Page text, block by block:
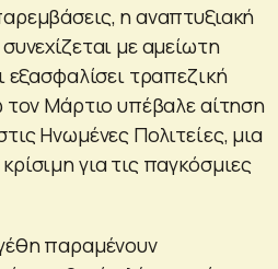
η αναπτυξιακή
με αμείωτη
τραπεζική
τον Μάρτιο υπέβαλε αίτηση
Ηνωμένες Πολιτείες, μια
για τις παγκόσμιες
παραμένουν